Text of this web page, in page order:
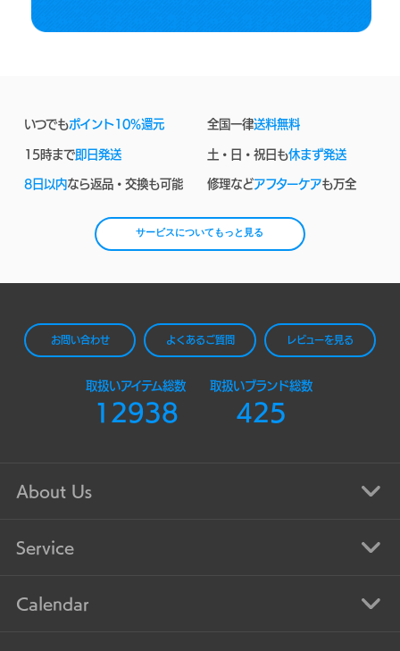
いつでもポイント10%還元 全国一律送料無料
15時まで即日発送 土・日・祝日も休まず発送
8日以内なら返品・交換も可能 修理などアフターケアも万全
サービスについてもっと見る
お問い合わせ よくあるご質問 レビューを見る
取扱いアイテム総数
12938
取扱いブランド総数
425
About Us
Service
Calendar